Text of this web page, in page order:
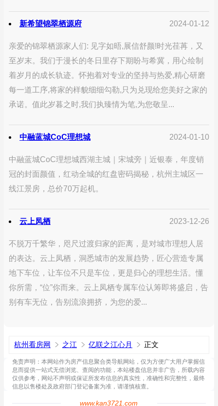
新希望锦翠栖源府 2024-01-12
亲爱的锦翠栖源家人们: 见字如晤,展信舒颜!时光荏苒，又
至岁末。我们于漫长的冬日里存下期盼与希冀，用心绘制
着岁月的成长轨迹。怀抱着对专业的坚持与热爱,精心研磨
每一道工序,将家的样貌细细勾勒,只为兑现给您美好之家的
承诺。值此岁暮之时,我们执臻情为笔,为您敬呈...
中融蓝城CoC理想城 2024-01-10
中融蓝城CoC理想城西湖主城｜宋城旁｜近银泰，年度销
冠的封面颜值，红动全城的红盘密码揭秘，杭州主城区一
线江景房，总价70万起机。
云上凤栖 2023-12-26
不脱万千繁华，咫尺过渡归家的距离，是对城市理想人居
的表达。云上凤栖，洞悉城市的发展趋势，匠心营造专属
地下车位，让车位不只是车位，更是归心的理想生活。懂
你所需，“位”你而来。云上凤栖专属车位认筹即将盛启，告
别有车无位，告别流浪拥挤，为您的爱...
杭州看房网 之江 亿联之江心月 正文
免责声明：本网站作为房产信息聚合类导航网站，仅为方便广大用户掌握信
息而提供一站式无偿浏览、查阅的功能，本站楼盘信息并非广告，所载内容
仅供参考，网站不声明或保证所发布信息的真实性，准确性和完整性，最终
信息以售楼处及政府部门登记备案为准，请谨慎核查。
www.kan3721.com